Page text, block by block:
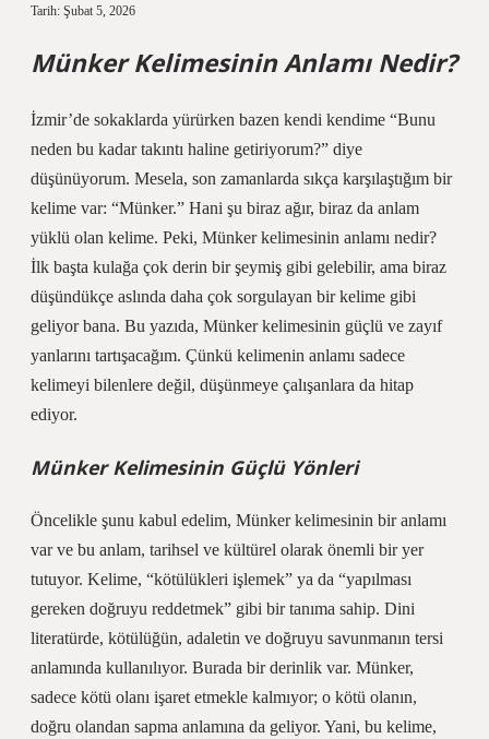
Tarih: Şubat 5, 2026
Münker Kelimesinin Anlamı Nedir?
İzmir’de sokaklarda yürürken bazen kendi kendime “Bunu
neden bu kadar takıntı haline getiriyorum?” diye
düşünüyorum. Mesela, son zamanlarda sıkça karşılaştığım bir
kelime var: “Münker.” Hani şu biraz ağır, biraz da anlam
yüklü olan kelime. Peki, Münker kelimesinin anlamı nedir?
İlk başta kulağa çok derin bir şeymiş gibi gelebilir, ama biraz
düşündükçe aslında daha çok sorgulayan bir kelime gibi
geliyor bana. Bu yazıda, Münker kelimesinin güçlü ve zayıf
yanlarını tartışacağım. Çünkü kelimenin anlamı sadece
kelimeyi bilenlere değil, düşünmeye çalışanlara da hitap
ediyor.
Münker Kelimesinin Güçlü Yönleri
Öncelikle şunu kabul edelim, Münker kelimesinin bir anlamı
var ve bu anlam, tarihsel ve kültürel olarak önemli bir yer
tutuyor. Kelime, “kötülükleri işlemek” ya da “yapılması
gereken doğruyu reddetmek” gibi bir tanıma sahip. Dini
literatürde, kötülüğün, adaletin ve doğruyu savunmanın tersi
anlamında kullanılıyor. Burada bir derinlik var. Münker,
sadece kötü olanı işaret etmekle kalmıyor; o kötü olanın,
doğru olandan sapma anlamına da geliyor. Yani, bu kelime,